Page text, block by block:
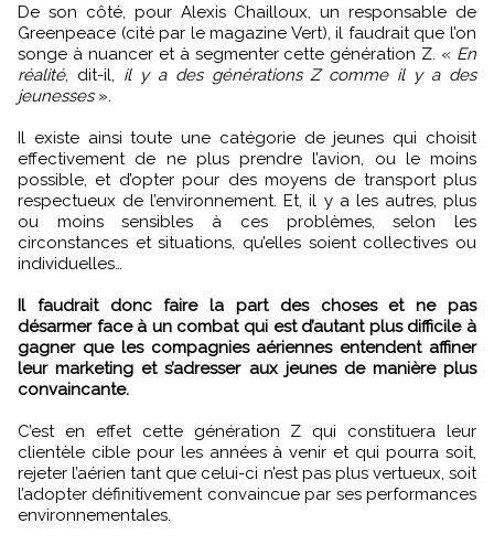
De son côté, pour Alexis Chailloux, un responsable de
Greenpeace (cité par le magazine Vert), il faudrait que l’on
songe à nuancer et à segmenter cette génération Z. « En
réalité, dit-il, il y a des générations Z comme il y a des
jeunesses».
Il existe ainsi toute une catégorie de jeunes qui choisit
effectivement de ne plus prendre l’avion, ou le moins
possible, et d’opter pour des moyens de transport plus
respectueux de l’environnement. Et, il y a les autres, plus
ou moins sensibles à ces problèmes, selon les
circonstances et situations, qu’elles soient collectives ou
individuelles…
Il faudrait donc faire la part des choses et ne pas
désarmer face à un combat qui est d’autant plus difficile à
gagner que les compagnies aériennes entendent affiner
leur marketing et s’adresser aux jeunes de manière plus
convaincante.
C’est en effet cette génération Z qui constituera leur
clientèle cible pour les années à venir et qui pourra soit,
rejeter l’aérien tant que celui-ci n’est pas plus vertueux, soit
l’adopter définitivement convaincue par ses performances
environnementales.